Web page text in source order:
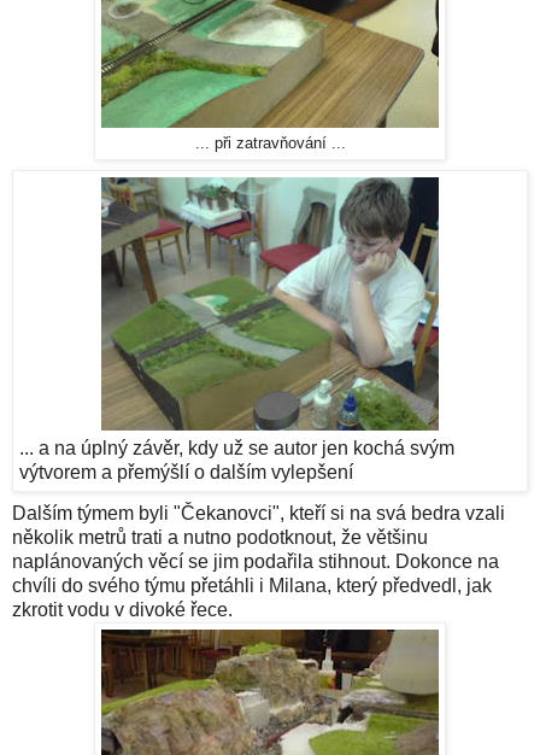
... při zatravňování ...
... a na úplný závěr, kdy už se autor jen kochá svým
výtvorem a přemýšlí o dalším vylepšení
Dalším týmem byli "Čekanovci", kteří si na svá bedra vzali
několik metrů trati a nutno podotknout, že většinu
naplánovaných věcí se jim podařila stihnout. Dokonce na
chvíli do svého týmu přetáhli i Milana, který předvedl, jak
zkrotit vodu v divoké řece.